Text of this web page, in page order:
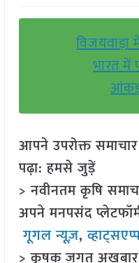
विजयवाड़ा
भारत में
आपने उपरोक्त
पढ़ा: हमसे जुड़ें
> नवीनतम कृषि
अपने मनपसंद
गूगल न्यूज़,